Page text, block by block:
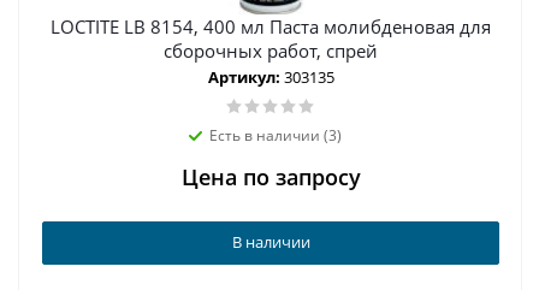
LOCTITE LB 8154, 400 мл Паста молибденовая для
сборочных работ, спрей
Артикул: 303135
Есть в наличии (3)
Цена по запросу
В наличии